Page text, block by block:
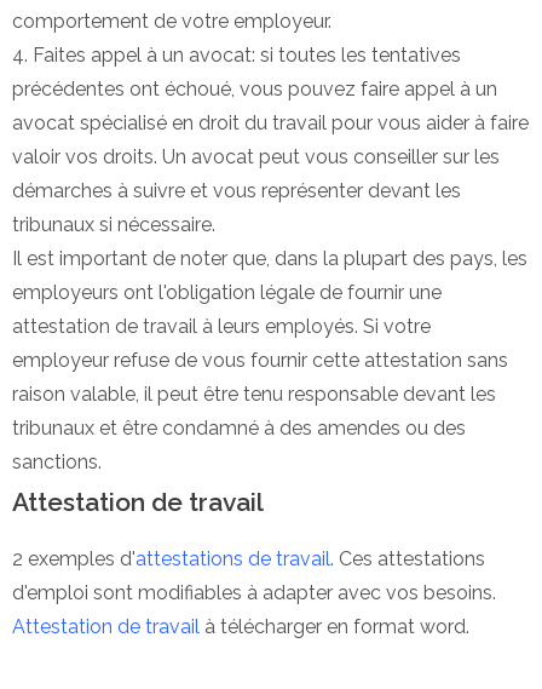
comportement de votre employeur.
4. Faites appel à un avocat: si toutes les tentatives
précédentes ont échoué, vous pouvez faire appel à un
avocat spécialisé en droit du travail pour vous aider à faire
valoir vos droits. Un avocat peut vous conseiller sur les
démarches à suivre et vous représenter devant les
tribunaux si nécessaire.
Il est important de noter que, dans la plupart des pays, les
employeurs ont l'obligation légale de fournir une
attestation de travail à leurs employés. Si votre
employeur refuse de vous fournir cette attestation sans
raison valable, il peut être tenu responsable devant les
tribunaux et être condamné à des amendes ou des
sanctions.
Attestation de travail
2 exemples d'attestations de travail. Ces attestations
d'emploi sont modifiables à adapter avec vos besoins.
Attestation de travail à télécharger en format word.